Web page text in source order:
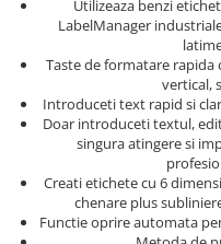
Nituri etansare Rapid
Nituri High performance
Nituri automotive Rapid
Piulite nit Rapid
Capsatoare pneumatice
Pistoale pneumatice batut
Pistoale pneumatice duale
Scule de mana electricieni
Scule de mana KNIPEX
Scule multifunctionale si
Scule pentru aviatie
Scule pentru constructii
intretinere nave
Scule pentru instalari
Utilizeaza benzi
LabelManager
Taste de formatare rapida
vertical,
Introduceti text rapid si
Doar introduceti textul,
singura atingere si
Creati etichete cu 6
chenare plus
Functie oprire automata